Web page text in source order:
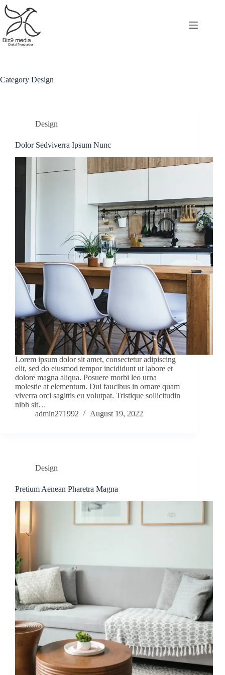
Skip
to
content
Category Design
Design
Dolor Sedviverra Ipsum Nunc
Lorem ipsum dolor sit amet, consectetur adipiscing
elit, sed do eiusmod tempor incididunt ut labore et
dolore magna aliqua. Posuere morbi leo urna
molestie at elementum. Dui faucibus in ornare quam
viverra orci sagittis eu volutpat. Tristique sollicitudin
nibh sit…
admin271992
August 19, 2022
Design
Pretium Aenean Pharetra Magna